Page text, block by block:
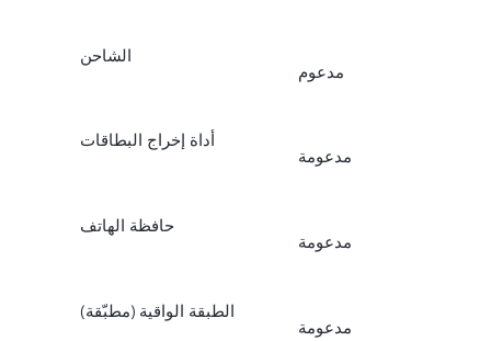
الشاحن
مدعوم
أداة إخراج البطاقات
مدعومة
حافظة الهاتف
مدعومة
الطبقة الواقية (مطبّقة)
مدعومة